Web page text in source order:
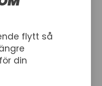
flytt så
din